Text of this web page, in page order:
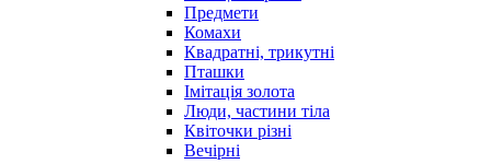
Предмети
Комахи
Квадратні, трикутні
Пташки
Імітація золота
Люди, частини тіла
Квіточки різні
Вечірні